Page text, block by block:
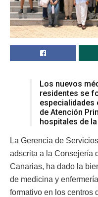
Los nuevos
residentes se
especialidades
de Atención
hospitales de
La Gerencia de
adscrita a la Consejería
Canarias, ha dado la
de medicina y
formativo en los centros